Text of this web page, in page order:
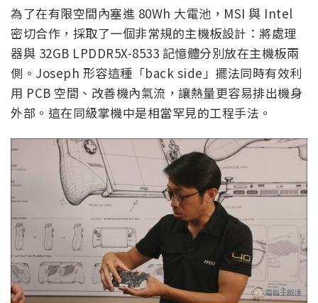
為了在有限空間內塞進 80Wh 大電池，MSI 與 Intel
密切合作，採取了一個非常規的主機板設計：將處理
器與 32GB LPDDR5X-8533 記憶體分別放在主機板兩
側。Joseph 形容這種「back side」擺法同時有效利
用 PCB 空間、改善機內氣流，讓熱量更容易排出機身
外部。這在同級掌機中是相當罕見的工程手法。